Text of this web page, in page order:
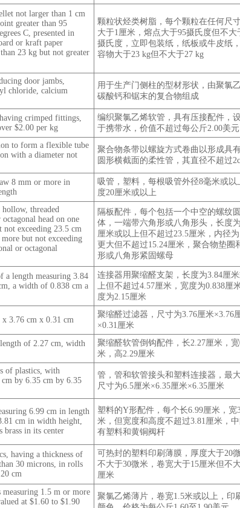
not larger than 1 cm
greater than 95
C, presented in
or kraft paper
23 kg but not greater
颗粒状烃类树脂，每个颗粒在任何尺
大于1厘米，熔点大于95摄氏度但不大
摄氏度，立即包装纸，纸板或牛皮纸
容物大于23 kg但不大于27 kg
door jambs,
chloride, calcium
用于生产门侧柱的型材形状，由聚氯乙
碳酸钙和锯末的复合物组成
crimped fittings,
$2.00 per kg
编织聚氯乙烯软管，具有压接配件，
于携带水，价值不超过每公斤2.00美元
to form a flexible tube
with a diameter not
聚合物条带以螺旋方式卷曲以形成具
圆形横截面的柔性管，其直径不超过
8 mm or more in
吸管，塑料，每根吸管外径8毫米或以
度20厘米或以上
threaded
head on one
exceeding 23.5 cm
but not exceeding
or octagonal
隔板配件，每个包括一个中空的螺纹
体，一端带六角形或八角形头，长度
厘米或以上但不超过23.5厘米，内径
更大但不超过15.24厘米，聚合物垫圈
形或八角形紧固螺母
a length measuring 3.84
a width of 0.838 cm a
连接器用聚缩醛支架，长度为3.84厘
上但不超过4.57厘米，宽度为0.838厘
度为2.15厘米
x 3.76 cm x 0.31 cm
聚缩醛过滤器，尺寸为3.76厘米×3.76
×0.31厘米
of 2.27 cm, width
聚缩醛软管倒钩配件，长2.27厘米，宽
米，高2.29厘米
of plastics, with
by 6.35 cm by 6.35
管，管和软管接头和塑料连接器，最
尺寸为6.5厘米×6.35厘米×6.35厘米
6.99 cm in length
cm in width height,
brass in its center
塑料的Y形配件，每个长6.99厘米，宽
米，但宽度和高度不超过3.81厘米，
有塑料和黄铜阀杆
having a thickness of
30 microns, in rolls
cm
可热封的塑料印刷薄膜，厚度大于20
不大于30微米，卷宽大于15厘米但不
厘米
1.5 m or more
at $1.60 to $1.90
聚氯乙烯薄片，卷宽1.5米或以上，印